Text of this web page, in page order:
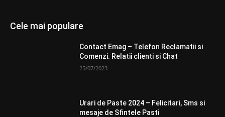
Cele mai populare
Contact Emag – Telefon Reclamatii si
Comenzi. Relatii clienti si Chat
25/07/2023
Urari de Paste 2024 – Felicitari, Sms si
mesaje de Sfintele Pasti